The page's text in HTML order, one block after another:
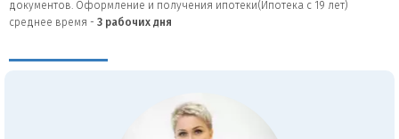
документов. Оформление и получения ипотеки(Ипотека с 19 лет)
среднее время - 3 рабочих дня